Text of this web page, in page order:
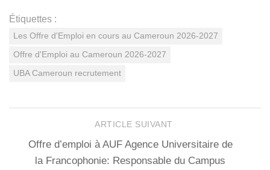
Étiquettes :
Les Offre d'Emploi en cours au Cameroun 2026-2027
Offre d'Emploi au Cameroun 2026-2027
UBA Cameroun recrutement
ARTICLE SUIVANT
Offre d’emploi à AUF Agence Universitaire de
la Francophonie: Responsable du Campus